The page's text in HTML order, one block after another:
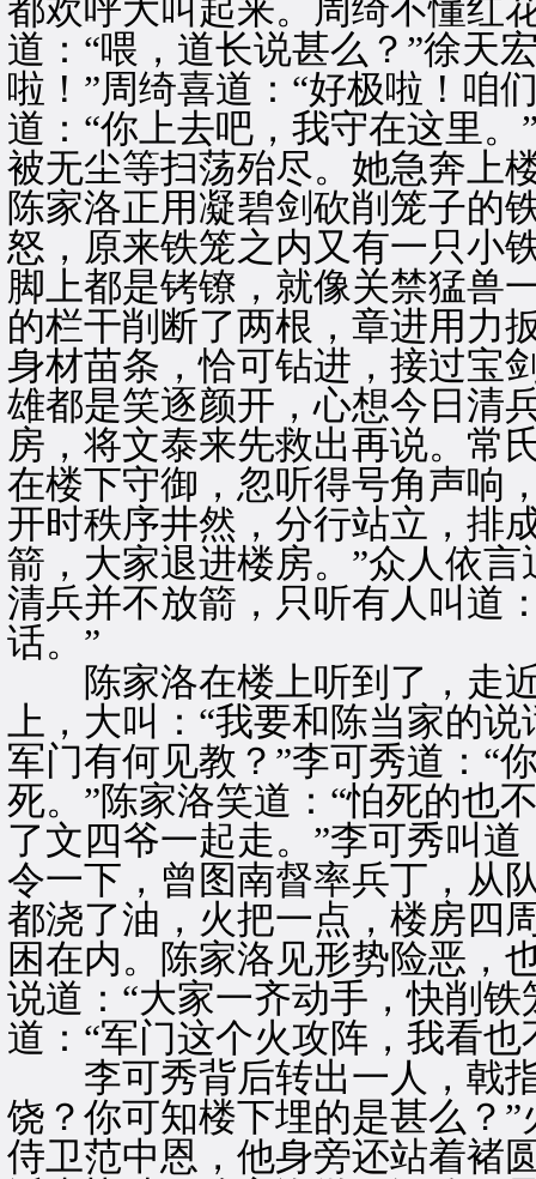
都欢呼大叫起来。周绮不懂红
道：“喂，道长说甚么？”徐天
啦！”周绮喜道：“好极啦！咱
道：“你上去吧，我守在这里
被无尘等扫荡殆尽。她急奔上
陈家洛正用凝碧剑砍削笼子的
怒，原来铁笼之内又有一只小
脚上都是铐镣，就像关禁猛兽
的栏干削断了两根，章进用力
身材苗条，恰可钻进，接过宝
雄都是笑逐颜开，心想今日清
房，将文泰来先救出再说。常
在楼下守御，忽听得号角声响
开时秩序井然，分行站立，排
箭，大家退进楼房。”众人依
清兵并不放箭，只听有人叫道
话。”
陈家洛在楼上听到了，走近
上，大叫：“我要和陈当家的
军门有何见教？”李可秀道：“
死。”陈家洛笑道：“怕死的也
了文四爷一起走。”李可秀叫
令一下，曾图南督率兵丁，从
都浇了油，火把一点，楼房四
困在内。陈家洛见形势险恶，
说道：“大家一齐动手，快削
道：“军门这个火攻阵，我看也
李可秀背后转出一人，戟指
饶？你可知楼下埋的是甚么？
侍卫范中恩，他身旁还站着褚